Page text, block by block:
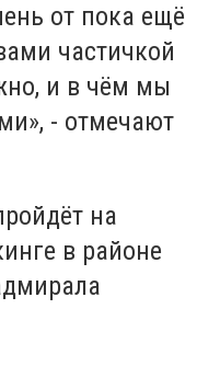
от пока ещё
частичкой
и в чём мы
- отмечают
на
в районе